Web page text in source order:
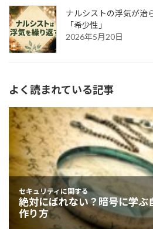
ナルシストの浮気が治
「希少性」
2026年5月20日
よく読まれている記事